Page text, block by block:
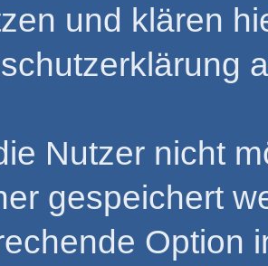
und klären
Nutzer nicht
gespeichert
Option